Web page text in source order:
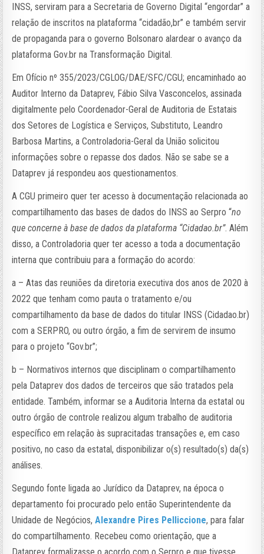
INSS, serviram para a Secretaria de Governo Digital “engordar” a
relação de inscritos na plataforma “cidadão,br” e também servir
de propaganda para o governo Bolsonaro alardear o avanço da
plataforma Gov.br na Transformação Digital.
Em Ofício nº 355/2023/CGLOG/DAE/SFC/CGU; encaminhado ao
Auditor Interno da Dataprev, Fábio Silva Vasconcelos, assinada
digitalmente pelo Coordenador-Geral de Auditoria de Estatais
dos Setores de Logística e Serviços, Substituto, Leandro
Barbosa Martins, a Controladoria-Geral da União solicitou
informações sobre o repasse dos dados. Não se sabe se a
Dataprev já respondeu aos questionamentos.
A CGU primeiro quer ter acesso à documentação relacionada ao
compartilhamento das bases de dados do INSS ao Serpro “no
que concerne à base de dados da plataforma “Cidadao.br”. Além
disso, a Controladoria quer ter acesso a toda a documentação
interna que contribuiu para a formação do acordo:
a – Atas das reuniões da diretoria executiva dos anos de 2020 à
2022 que tenham como pauta o tratamento e/ou
compartilhamento da base de dados do titular INSS (Cidadao.br)
com a SERPRO, ou outro órgão, a fim de servirem de insumo
para o projeto “Gov.br”;
b – Normativos internos que disciplinam o compartilhamento
pela Dataprev dos dados de terceiros que são tratados pela
entidade. Também, informar se a Auditoria Interna da estatal ou
outro órgão de controle realizou algum trabalho de auditoria
específico em relação às supracitadas transações e, em caso
positivo, no caso da estatal, disponibilizar o(s) resultado(s) da(s)
análises.
Segundo fonte ligada ao Jurídico da Dataprev, na época o
departamento foi procurado pelo então Superintendente da
Unidade de Negócios,Alexandre Pires Pelliccione, para falar
do compartilhamento. Recebeu como orientação, que a
Dataprev formalizasse o acordo com o Serpro e que tivesse